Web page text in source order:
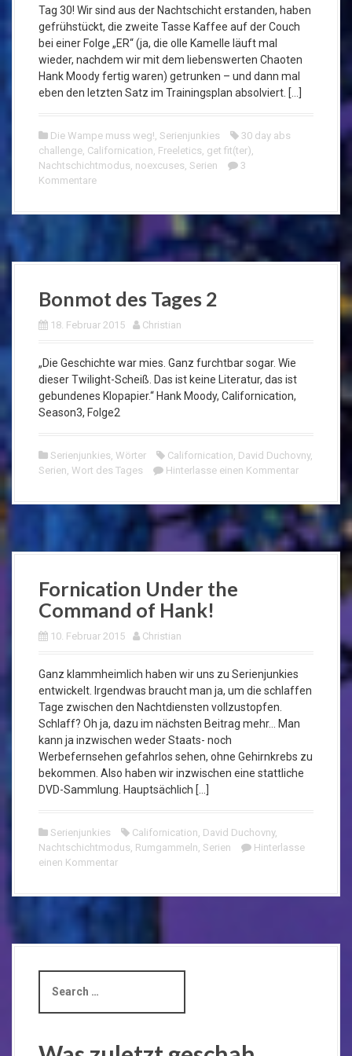
Tag 30! Wir sind aus der Nachtschicht erstanden, haben
gefrühstückt, die zweite Tasse Kaffee auf der Couch
bei einer Folge „ER“ (ja, die olle Kamelle läuft mal
wieder, nachdem wir mit dem liebenswerten Chaoten
Hank Moody fertig waren) getrunken – und dann mal
eben den letzten Satz im Trainingsplan absolviert. […]
Die Wampe muss weg!, Serienjunkies
30 day abs
challenge, Californication, Freeletics, get fit(ter),
Nachtschichtmodus, noexcuses, Serien
3
Kommentare
Bonmot des Tages 2
18. Februar 2015 Christian
„Die Geschichte war mies. Ganz furchtbar sogar. Wie
dieser Twilight-Scheiß. Das ist keine Literatur, das ist
gebundenes Klopapier.“ Hank Moody, Californication,
Season3, Folge2
Serienjunkies, Wörter Californication, David Duchovny,
Serien, Wort des Tages Hinterlasse einen Kommentar
Fornication Under the
Command of Hank!
10. Februar 2015 Christian
Ganz klammheimlich haben wir uns zu Serienjunkies
entwickelt. Irgendwas braucht man ja, um die schlaffen
Tage zwischen den Nachtdiensten vollzustopfen.
Schlaff? Oh ja, dazu im nächsten Beitrag mehr… Man
kann ja inzwischen weder Staats- noch
Werbefernsehen gefahrlos sehen, ohne Gehirnkrebs zu
bekommen. Also haben wir inzwischen eine stattliche
DVD-Sammlung. Hauptsächlich […]
Serienjunkies Californication, David Duchovny,
Nachtschichtmodus, Rumgammeln, Serien
Hinterlasse
einen Kommentar
a
c